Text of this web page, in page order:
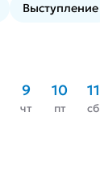
Выступление
9
чт
10
пт
11
сб